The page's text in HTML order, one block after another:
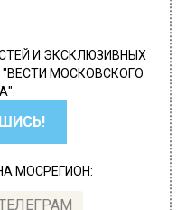
И ЭКСКЛЮЗИВНЫХ
МОСКОВСКОГО
МОСРЕГИОН: